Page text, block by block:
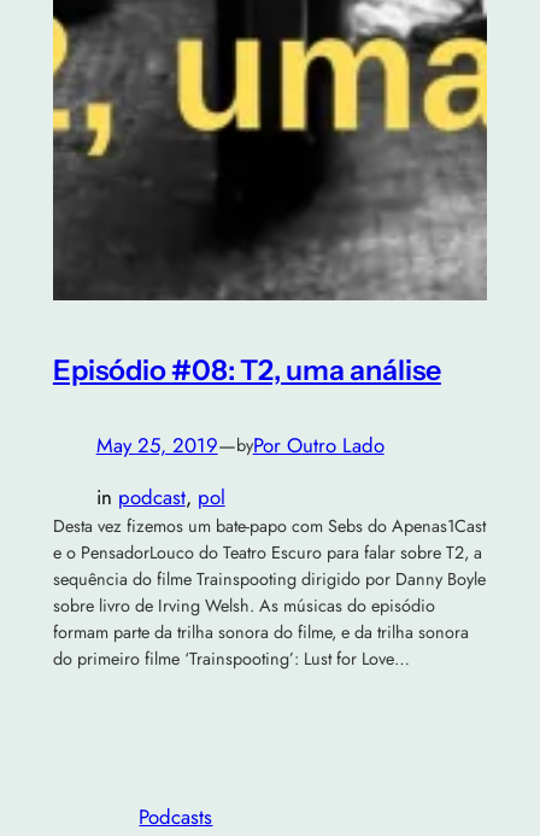
Episódio #08: T2, uma análise
May 25, 2019—byPor Outro Lado
in podcast, pol
Desta vez fizemos um bate-papo com Sebs do Apenas1Cast
e o PensadorLouco do Teatro Escuro para falar sobre T2, a
sequência do filme Trainspooting dirigido por Danny Boyle
sobre livro de Irving Welsh. As músicas do episódio
formam parte da trilha sonora do filme, e da trilha sonora
do primeiro filme ‘Trainspooting’: Lust for Love…
Podcasts